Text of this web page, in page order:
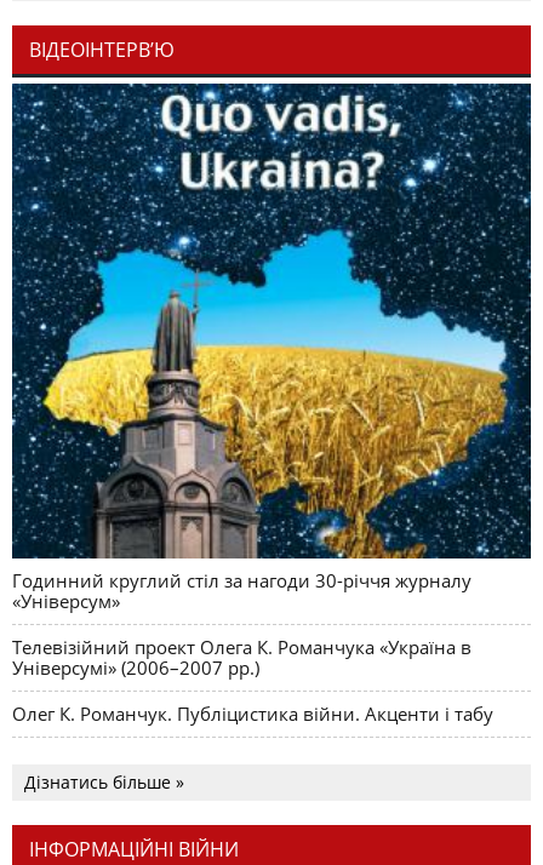
ВІДЕОІНТЕРВ’Ю
Годинний круглий стіл за нагоди 30-річчя журналу
«Універсум»
Телевізійний проект Олега К. Романчука «Україна в
Універсумі» (2006–2007 рр.)
Олег К. Романчук. Публіцистика війни. Акценти і табу
Дізнатись більше »
ІНФОРМАЦІЙНІ ВІЙНИ